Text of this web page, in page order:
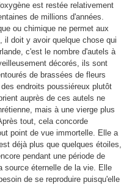
est restée relativement
de millions d'années.
ou chimique ne permet aux
il doit y avoir quelque chose qui
c'est le nombre d'autels à
décorés, ils sont
de brassées de fleurs
endroits poussiéreux plutôt
auprès de ces autels ne
mais à une vierge plus
tout, cela concorde
point de vue immortelle. Elle a
déjà plus que quelques étoiles,
pendant une période de
source éternelle de la vie. Elle
de se reproduire puisqu'elle